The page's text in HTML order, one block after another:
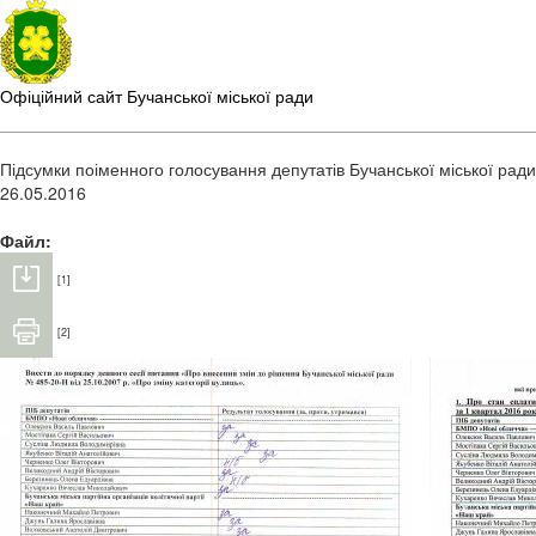
Офіційний сайт Бучанської міської ради
Підсумки поіменного голосування депутатів Бучанської міської
26.05.2016
Файл:
[1]
[2]